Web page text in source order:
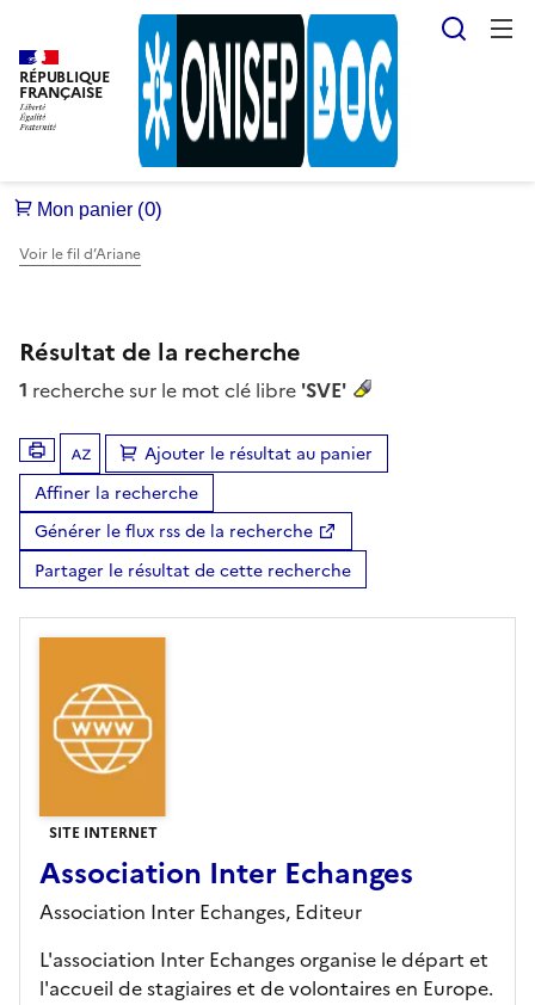
RÉPUBLIQUE
FRANÇAISE
Voir le fil d’Ariane
Résultat de la recherche
1 recherche sur le mot clé libre 'SVE'
Tris disponibles (Ouverture d'une modale)
Ajouter le résultat au panier
Affiner la recherche
Générer le flux rss de la recherche
Partager le résultat de cette recherche
SITE INTERNET
Association Inter Echanges
Association Inter Echanges, Editeur
L'association Inter Echanges organise le départ et
l'accueil de stagiaires et de volontaires en Europe.